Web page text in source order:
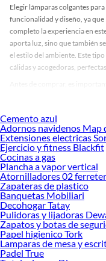
Elegir lámparas colgantes
funcionalidad y diseño, ya
completo la experiencia en
aporta luz, sino que también
el estilo del ambiente. Este
cálidas y acogedoras,
Las lámparas colgantes
reducen el consumo
una opción que combine
tu comedor.
Lámparas colgantes para
En el mercado encontrarás
diferentes estilos decorativos.
hasta modelos industriales
clásicas con detalles en vidrio
reguladores de intensidad y
desde tu dispositivo móvil.
Cemento azul
Adornos navidenos Map
Extensiones electricas
Ejercicio y fitness Blackfit
Cocinas a gas
Plancha a vapor vertical
Atornilladores 02
Zapateras de plastico
Banquetas Mobiliari
Decohogar Tatay
Pulidoras y lijadoras
Zapatos y botas de
Papel higienico Tork
Lamparas de mesa y
Padel True